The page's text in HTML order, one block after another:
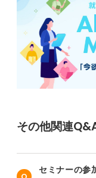
その他関連
セミナーの参